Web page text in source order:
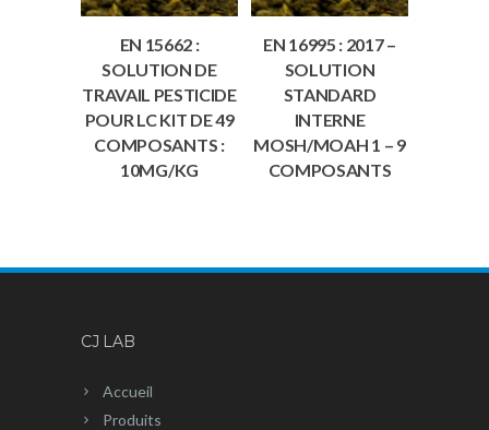
EN 15662 :
SOLUTION DE
TRAVAIL PESTICIDE
POUR LC KIT DE 49
COMPOSANTS :
10MG/KG
EN 16995 : 2017 –
SOLUTION
STANDARD
INTERNE
MOSH/MOAH 1 – 9
COMPOSANTS
CJ LAB
Accueil
Produits